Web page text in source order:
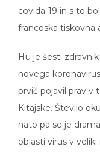
covida-19 in s to
francoska tiskovna
Hu je šesti
novega
prvič pojavil prav v
Kitajske. Število
nato pa se je
oblasti virus v